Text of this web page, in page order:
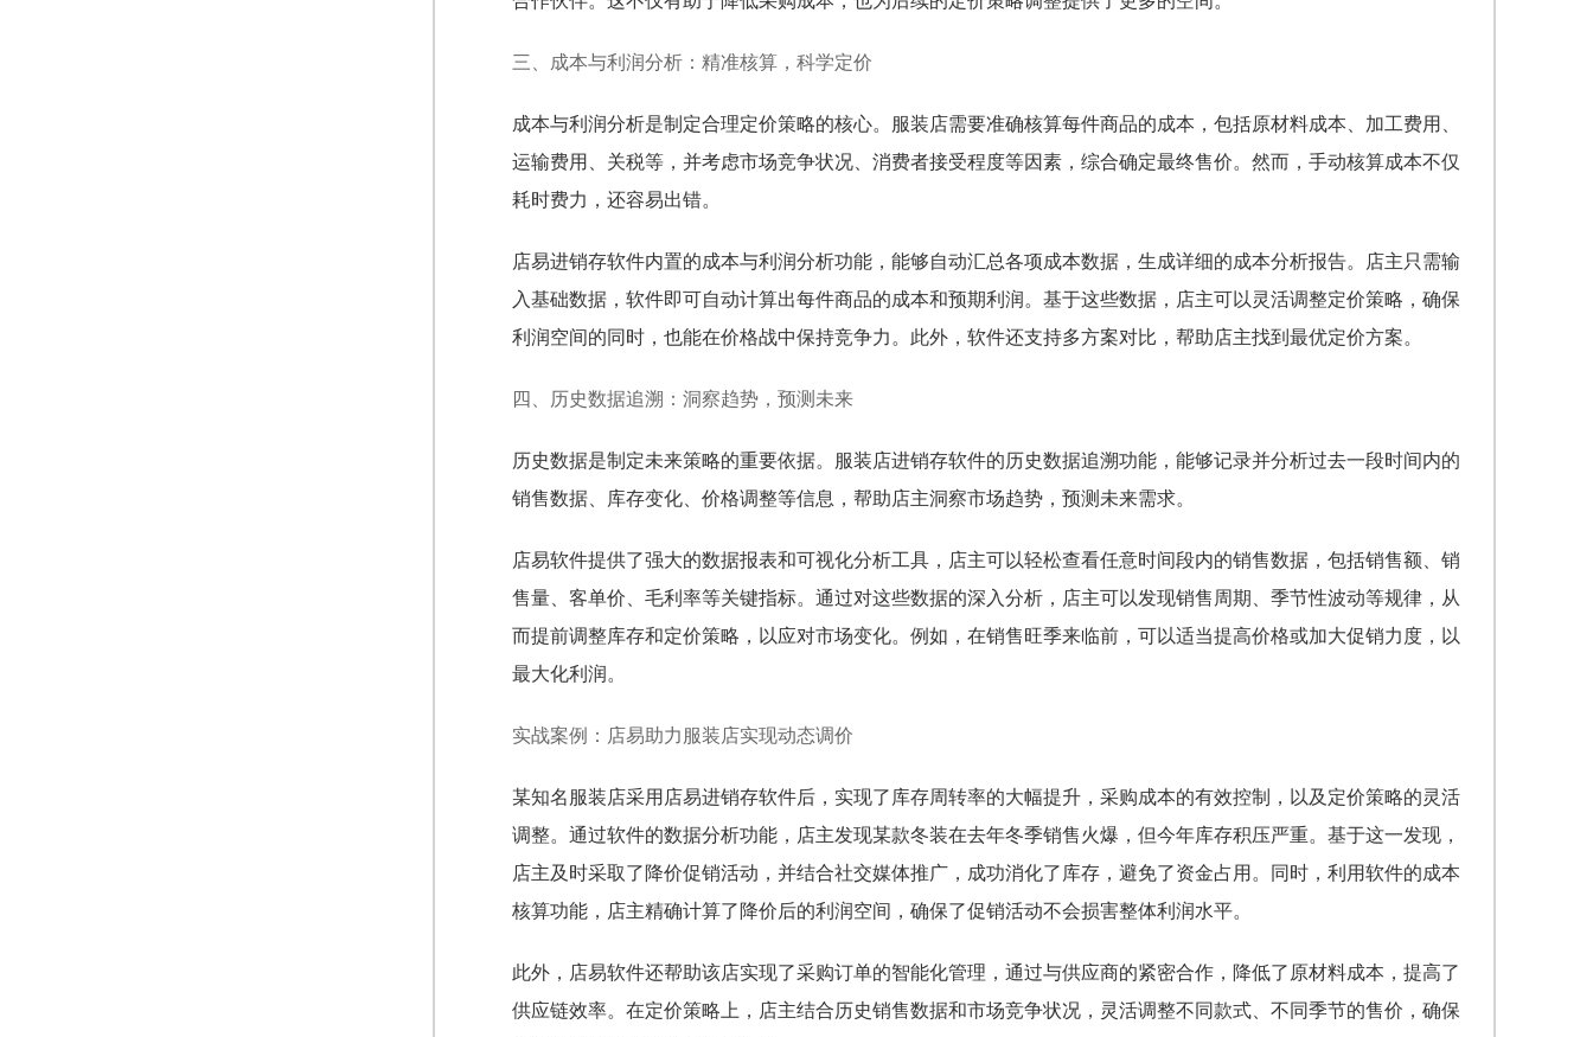
三、成本与利润分析：精准核算，科学定价
成本与利润分析是制定合理定价策略的核心。服装店需要准确核算每件商品的成本，包括原材料成本、加工费用、
运输费用、关税等，并考虑市场竞争状况、消费者接受程度等因素，综合确定最终售价。然而，手动核算成本不仅
耗时费力，还容易出错。
店易进销存软件内置的成本与利润分析功能，能够自动汇总各项成本数据，生成详细的成本分析报告。店主只需输
入基础数据，软件即可自动计算出每件商品的成本和预期利润。基于这些数据，店主可以灵活调整定价策略，确保
利润空间的同时，也能在价格战中保持竞争力。此外，软件还支持多方案对比，帮助店主找到最优定价方案。
四、历史数据追溯：洞察趋势，预测未来
历史数据是制定未来策略的重要依据。服装店进销存软件的历史数据追溯功能，能够记录并分析过去一段时间内的
销售数据、库存变化、价格调整等信息，帮助店主洞察市场趋势，预测未来需求。
店易软件提供了强大的数据报表和可视化分析工具，店主可以轻松查看任意时间段内的销售数据，包括销售额、销
售量、客单价、毛利率等关键指标。通过对这些数据的深入分析，店主可以发现销售周期、季节性波动等规律，从
而提前调整库存和定价策略，以应对市场变化。例如，在销售旺季来临前，可以适当提高价格或加大促销力度，以
最大化利润。
实战案例：店易助力服装店实现动态调价
某知名服装店采用店易进销存软件后，实现了库存周转率的大幅提升，采购成本的有效控制，以及定价策略的灵活
调整。通过软件的数据分析功能，店主发现某款冬装在去年冬季销售火爆，但今年库存积压严重。基于这一发现，
店主及时采取了降价促销活动，并结合社交媒体推广，成功消化了库存，避免了资金占用。同时，利用软件的成本
核算功能，店主精确计算了降价后的利润空间，确保了促销活动不会损害整体利润水平。
此外，店易软件还帮助该店实现了采购订单的智能化管理，通过与供应商的紧密合作，降低了原材料成本，提高了
供应链效率。在定价策略上，店主结合历史销售数据和市场竞争状况，灵活调整不同款式、不同季节的售价，确保